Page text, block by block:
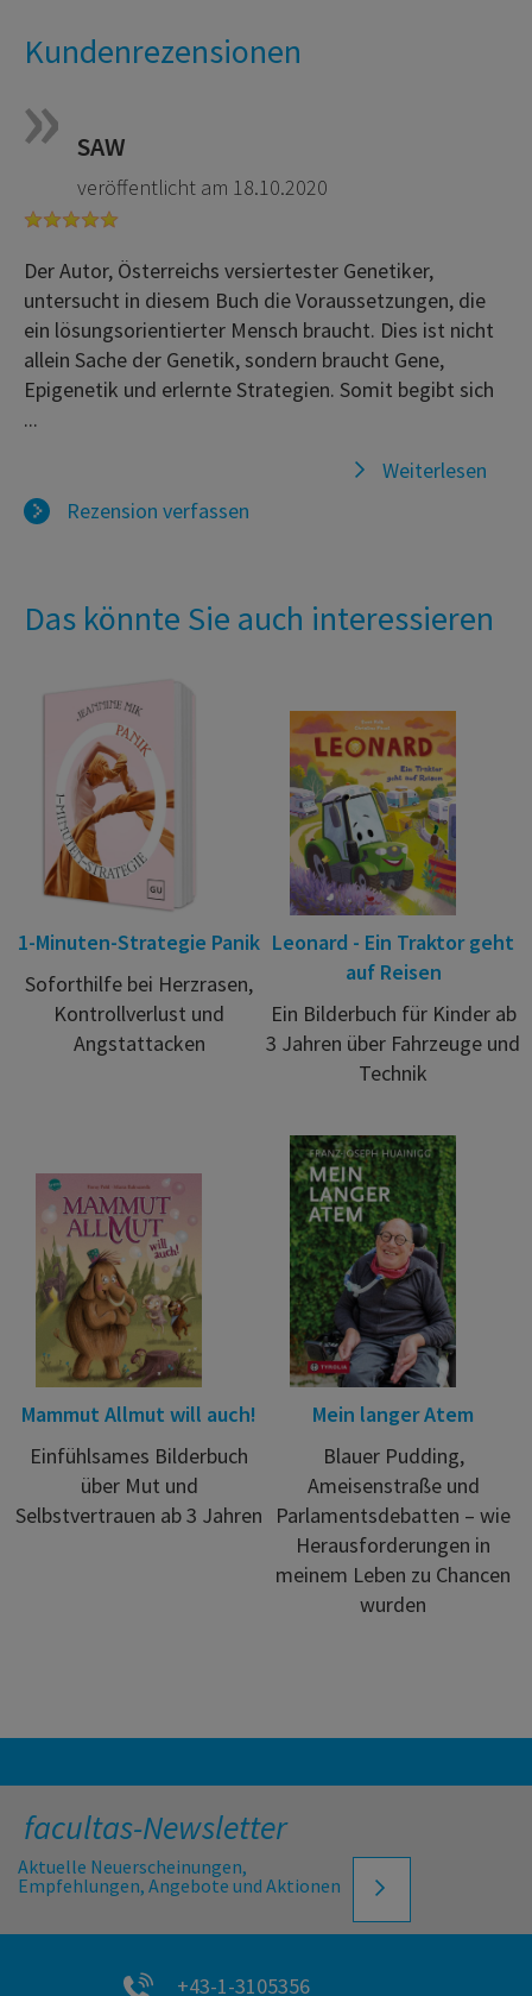
Kundenrezensionen
SAW
veröffentlicht am 18.10.2020
Der Autor, Österreichs versiertester Genetiker,
untersucht in diesem Buch die Voraussetzungen, die
ein lösungsorientierter Mensch braucht. Dies ist nicht
allein Sache der Genetik, sondern braucht Gene,
Epigenetik und erlernte Strategien. Somit begibt sich
...
Weiterlesen
Rezension verfassen
Das könnte Sie auch interessieren
1-Minuten-Strategie Panik
Soforthilfe bei Herzrasen,
Kontrollverlust und
Angstattacken
Leonard - Ein Traktor geht
auf Reisen
Ein Bilderbuch für Kinder ab
3 Jahren über Fahrzeuge und
Technik
Mammut Allmut will auch!
Einfühlsames Bilderbuch
über Mut und
Selbstvertrauen ab 3 Jahren
Mein langer Atem
Blauer Pudding,
Ameisenstraße und
Parlamentsdebatten – wie
Herausforderungen in
meinem Leben zu Chancen
wurden
facultas-Newsletter
Aktuelle Neuerscheinungen,
Empfehlungen, Angebote und Aktionen
+43-1-3105356